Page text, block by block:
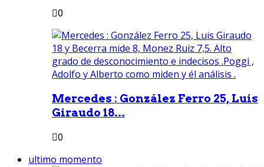
0
Mercedes : González Ferro 25, Luis
Giraudo 18...
0
ultimo momento